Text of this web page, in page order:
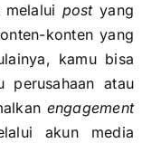
melalui postyang
konten yang
kamu bisa
perusahaan atau
engagement
akun media